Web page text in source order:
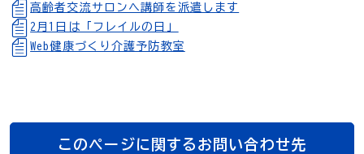
高齢者交流サロンへ講師を派遣します
2月1日は「フレイルの日」
Web健康づくり介護予防教室
このページに関するお問い合わせ先